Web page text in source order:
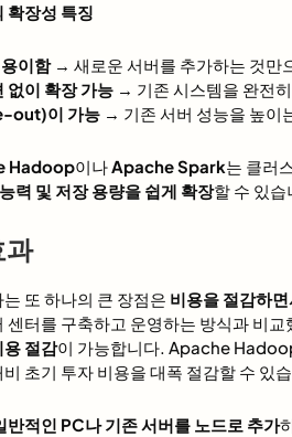
확장성 특징
이함→ 새로운 서버를 추가하는 것만
없이 확장 가능 → 기존 시스템을 완전
out)이 가능 → 기존 서버 성능을 높이
Hadoop이나Apache Spark는 클러
력 및 저장 용량을 쉽게 확장할 수 있습
과
또 하나의 큰 장점은 비용을 절감하
센터를 구축하고 운영하는 방식과 비교
용 절감이 가능합니다. Apache
초기 투자 비용을 대폭 절감할 수 있
반적인 PC나 기존 서버를 노드로 추가